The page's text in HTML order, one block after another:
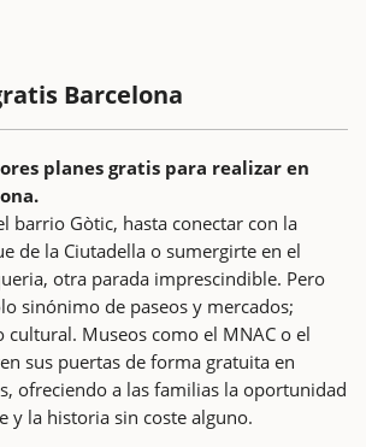
Barcelona
planes gratis para realizar en
barrio Gòtic, hasta conectar con la
de la Ciutadella o sumergirte en el
otra parada imprescindible. Pero
sinónimo de paseos y mercados;
Museos como el MNAC o el
sus puertas de forma gratuita en
ofreciendo a las familias la oportunidad
y la historia sin coste alguno.